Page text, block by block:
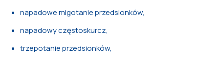
napadowe migotanie przedsionków,
napadowy częstoskurcz,
trzepotanie przedsionków,